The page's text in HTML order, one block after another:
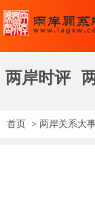
两岸时评
首页 > 两岸关系大